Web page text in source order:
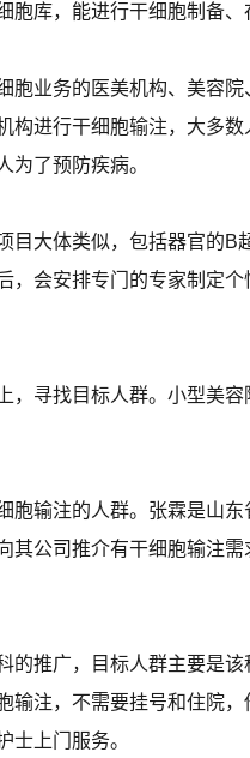
库，能进行干细胞制备
业务的医美机构、美容
构进行干细胞输注，大多
为了预防疾病。
大体类似，包括器官的
会安排专门的专家制定
寻找目标人群。小型美
输注的人群。张霖是山
公司推介有干细胞输注
推广，目标人群主要是
注，不需要挂号和住院
士上门服务。